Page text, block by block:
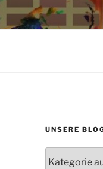
UNSERE
Blogs